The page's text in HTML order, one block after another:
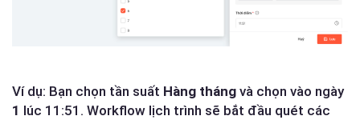
Ví dụ: Bạn chọn tần suất Hàng tháng và chọn vào ngày
1 lúc 11:51. Workflow lịch trình sẽ bắt đầu quét các